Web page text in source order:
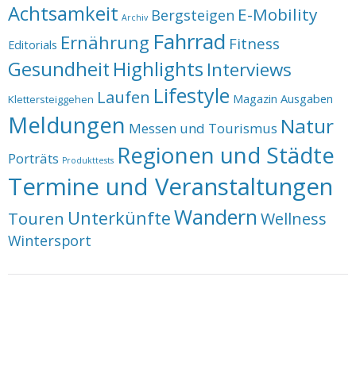
Achtsamkeit Archiv Bergsteigen E-Mobility
Editorials Ernährung Fahrrad Fitness
Gesundheit Highlights Interviews
Klettersteiggehen Laufen Lifestyle Magazin Ausgaben
Meldungen Messen und Tourismus Natur
Porträts Produkttests Regionen und Städte
Termine und Veranstaltungen
Touren UnterkünfteWandern Wellness
Wintersport